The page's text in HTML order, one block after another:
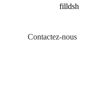
Contactez-nous